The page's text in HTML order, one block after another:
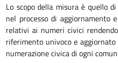
Lo scopo della misura è quello
nel processo di aggiornamento
relativi ai numeri civici
riferimento univoco e
numerazione civica di ogni